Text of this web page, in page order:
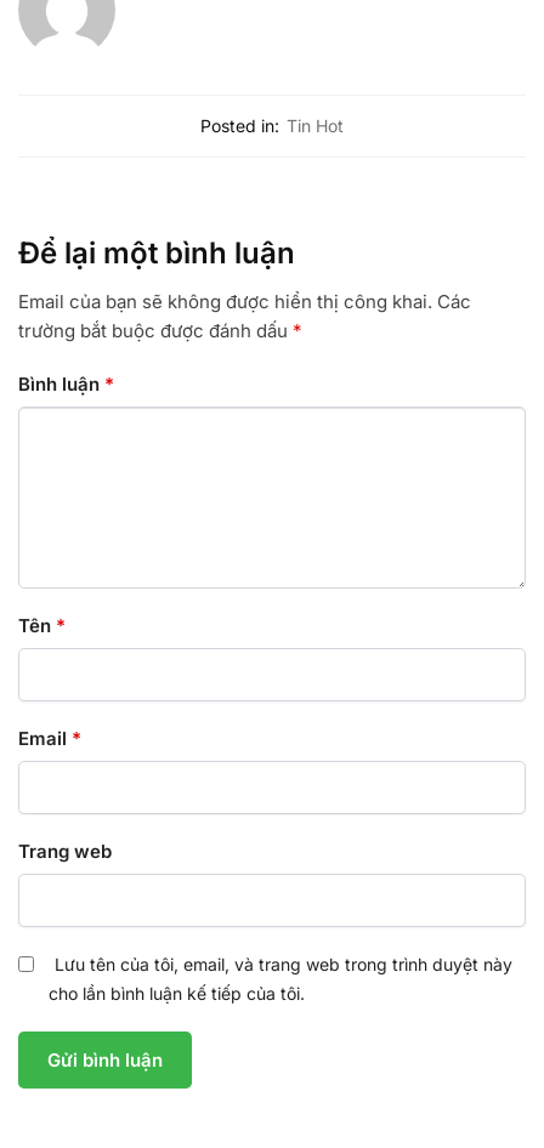
Posted in: Tin Hot
Để lại một bình luận
Email của bạn sẽ không được hiển thị công khai. Các
trường bắt buộc được đánh dấu *
Bình luận *
Tên *
Email *
Trang web
Lưu tên của tôi, email, và trang web trong trình duyệt này
cho lần bình luận kế tiếp của tôi.